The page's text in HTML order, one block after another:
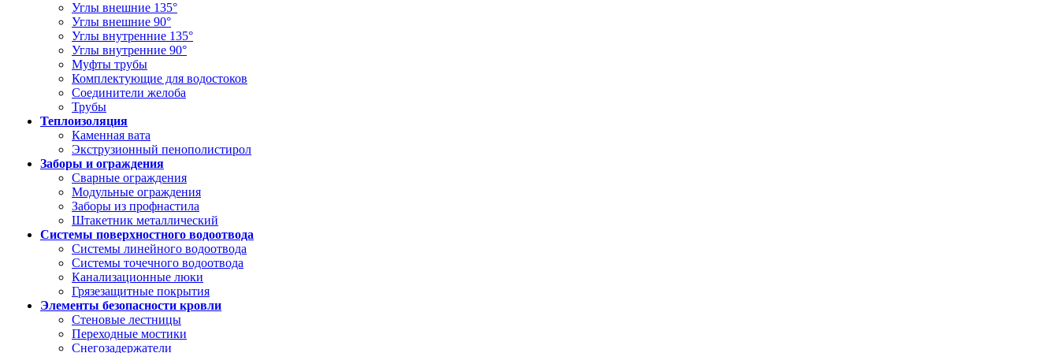
Углы внешние 135°
Углы внешние 90°
Углы внутренние 135°
Углы внутренние 90°
Муфты трубы
Комплектующие для водостоков
Соединители желоба
Трубы
Теплоизоляция
Каменная вата
Экструзионный пенополистирол
Заборы и ограждения
Сварные ограждения
Модульные ограждения
Заборы из профнастила
Штакетник металлический
Системы поверхностного водоотвода
Системы линейного водоотвода
Системы точечного водоотвода
Канализационные люки
Грязезащитные покрытия
Элементы безопасности кровли
Стеновые лестницы
Переходные мостики
Снегозадержатели